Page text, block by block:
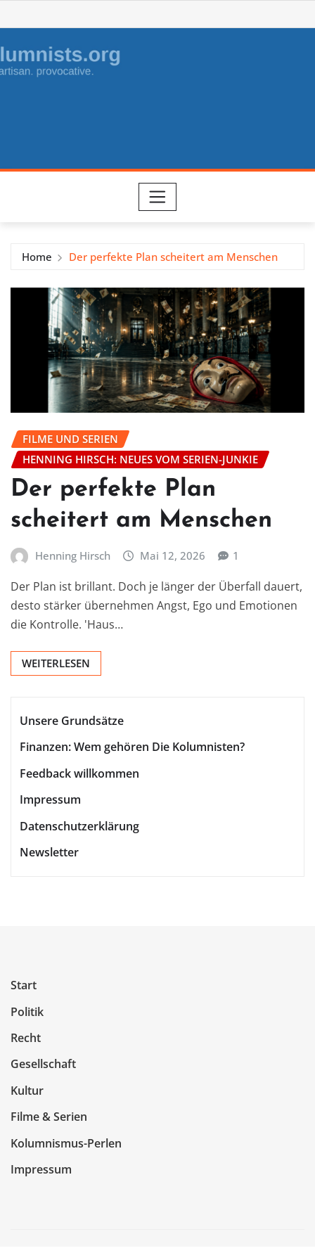
to
content
Home Der perfekte Plan scheitert am Menschen
FILME UND SERIEN
HENNING HIRSCH: NEUES VOM SERIEN-JUNKIE
Der perfekte Plan
scheitert am Menschen
Henning Hirsch Mai 12, 2026 1
Der Plan ist brillant. Doch je länger der Überfall dauert,
desto stärker übernehmen Angst, Ego und Emotionen
die Kontrolle. 'Haus…
WEITERLESEN
Unsere Grundsätze
Finanzen: Wem gehören Die Kolumnisten?
Feedback willkommen
Impressum
Datenschutzerklärung
Newsletter
Start
Politik
Recht
Gesellschaft
Kultur
Filme & Serien
Kolumnismus-Perlen
Impressum